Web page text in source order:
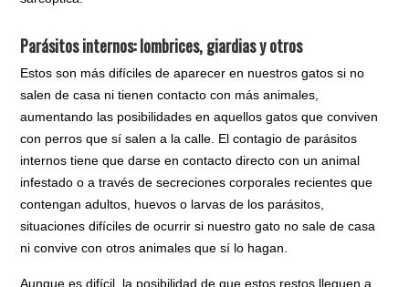
Parásitos internos: lombrices, giardias y otros
Estos son más difíciles de aparecer en nuestros gatos si no
salen de casa ni tienen contacto con más animales,
aumentando las posibilidades en aquellos gatos que conviven
con perros que sí salen a la calle. El contagio de parásitos
internos tiene que darse en contacto directo con un animal
infestado o a través de secreciones corporales recientes que
contengan adultos, huevos o larvas de los parásitos,
situaciones difíciles de ocurrir si nuestro gato no sale de casa
ni convive con otros animales que sí lo hagan.
Aunque es difícil, la posibilidad de que estos restos lleguen a